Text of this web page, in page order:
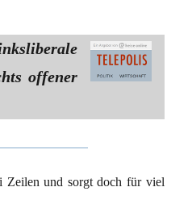
offener
Zeilen und sorgt doch für viel